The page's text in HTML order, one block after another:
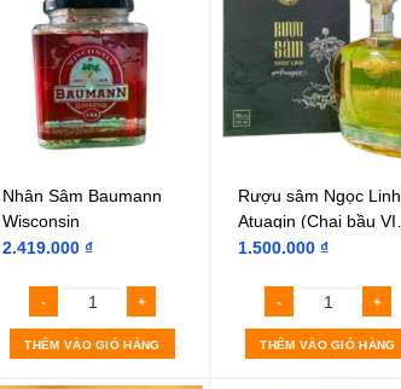
Nhân Sâm Baumann
Wisconsin
2.419.000₫
THÊM VÀO GIỎ HÀNG
Rượu sâm Ngọc Linh
Atuagin (Chai bầu VIP
750ml)
1.500.000₫
THÊM VÀO GIỎ HÀNG